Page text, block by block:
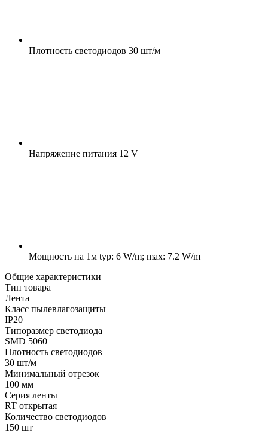
Плотность светодиодов 30 шт/м
Напряжение питания 12 V
Мощность на 1м typ: 6 W/m; max: 7.2 W/m
Общие характеристики
Тип товара
Лента
Класс пылевлагозащиты
IP20
Типоразмер светодиода
SMD 5060
Плотность светодиодов
30 шт/м
Минимальный отрезок
100 мм
Серия ленты
RT открытая
Количество светодиодов
150 шт